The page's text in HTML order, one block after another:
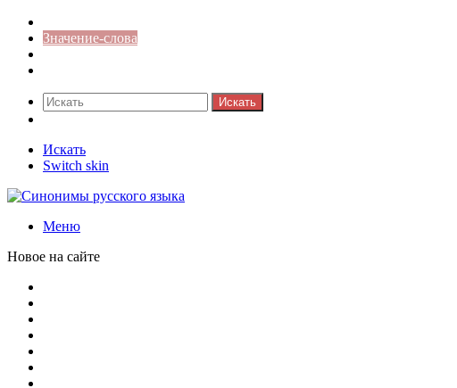
Значение-слова
Искать
Искать
Switch skin
Меню
Новое на сайте